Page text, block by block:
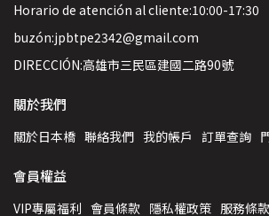
Horario de atención al cliente:10:00-17:30
buzón:jpbtpe2342@gmail.com
DIRECCIÓN:高雄市三民區建國二路90號
關於我們
關於日本橋 聯絡我們 我的帳戶 訂單查詢
會員權益
VIP專屬福利 會員條款 隱私權政策 服務條款